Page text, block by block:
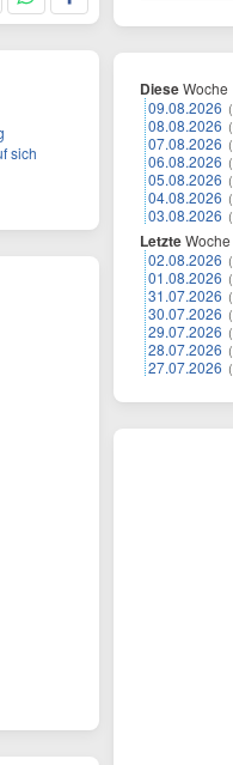
sich
DieseWoche
09.08.2026
08.08.2026
07.08.2026
06.08.2026
05.08.2026
04.08.2026
03.08.2026
LetzteWoche
02.08.2026
01.08.2026
31.07.2026
30.07.2026
29.07.2026
28.07.2026
27.07.2026